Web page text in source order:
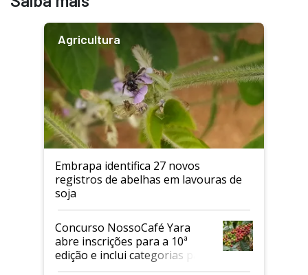
Agricultura
Embrapa identifica 27 novos
registros de abelhas em lavouras de
soja
Concurso NossoCafé Yara
abre inscrições para a 10ª
edição e inclui categorias para
cafés Canephora